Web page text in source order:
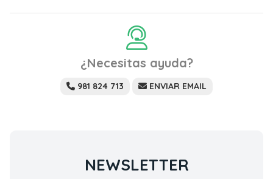
¿Necesitas ayuda?
981 824 713 ENVIAR EMAIL
NEWSLETTER